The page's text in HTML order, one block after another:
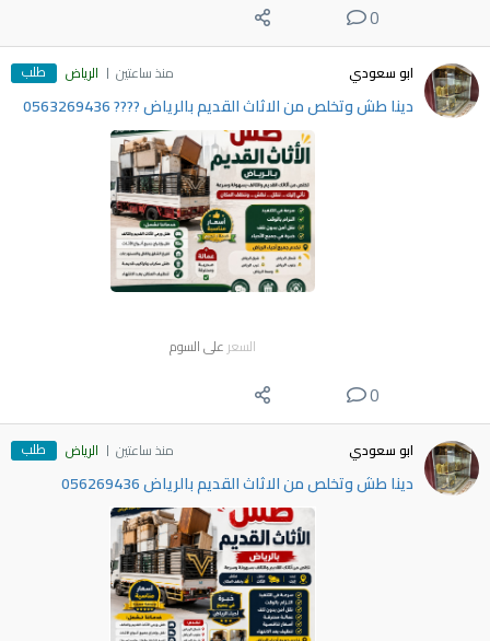
0
ابو سعودي منذ ساعتين الرياض طلب
دينا طش وتخلص من الاثاث القديم بالرياض ???? 0563269436
السعر على السوم
0
ابو سعودي منذ ساعتين الرياض طلب
دينا طش وتخلص من الاثاث القديم بالرياض 056269436